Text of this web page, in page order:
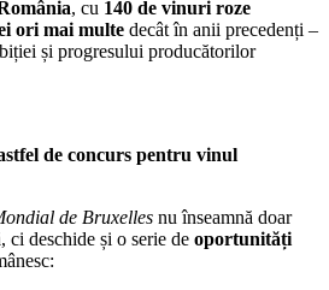
, cu 140 de vinuri roze
ori mai multe decât în anii precedenți –
și progresului producătorilor
de concurs pentru vinul
de Bruxelles nu înseamnă doar
ci deschide și o serie de oportunități